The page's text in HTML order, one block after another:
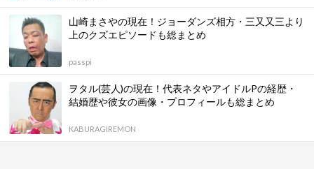
山崎まさやの現在！ジョーダンズ相方・三又又三より
上のクズエピソードも総まとめ
passpi
ヲタル(芸人)の現在！代表ネタやアイドルPの経歴・
結婚歴や彼女の画像・プロフィールも総まとめ
KABURAGIREMON